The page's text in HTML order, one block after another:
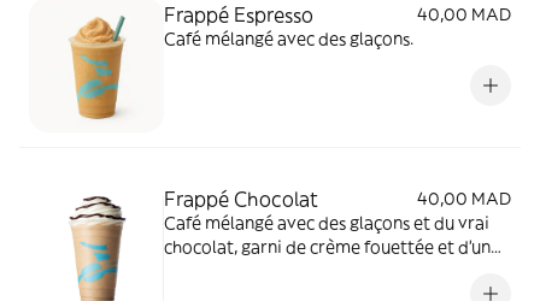
Frappé Espresso
40,00 MAD
Café mélangé avec des glaçons.
Frappé Chocolat
40,00 MAD
Café mélangé avec des glaçons et du vrai
chocolat, garni de crème fouettée et d'un